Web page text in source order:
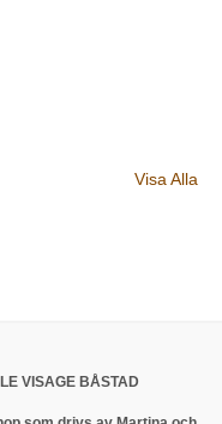
Visa Alla
VISAGE BÅSTAD